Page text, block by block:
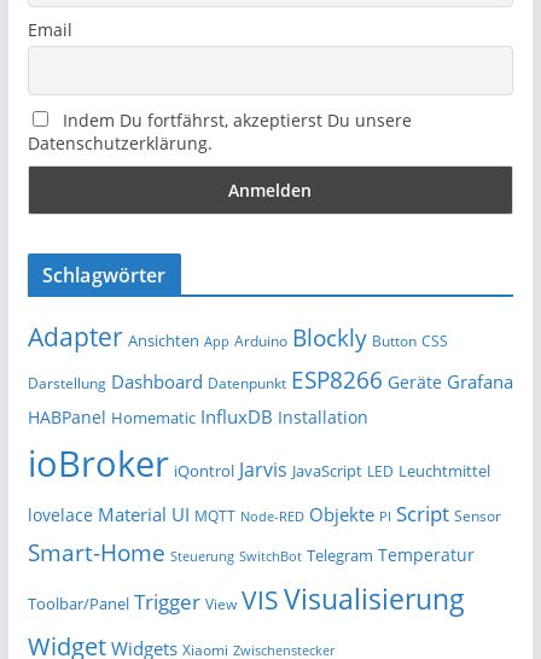
Email
Indem Du fortfährst, akzeptierst Du unsere
Datenschutzerklärung.
Schlagwörter
Adapter Ansichten App Arduino Blockly Button CSS
Darstellung Dashboard Datenpunkt ESP8266 Geräte Grafana
HABPanel Homematic InfluxDB Installation
ioBroker iQontrol Jarvis JavaScript LED Leuchtmittel
lovelace Material UI MQTT Node-RED Objekte PI Script Sensor
Smart-Home Steuerung SwitchBot Telegram Temperatur
Toolbar/Panel Trigger View VISVisualisierung
Widget Widgets Xiaomi Zwischenstecker